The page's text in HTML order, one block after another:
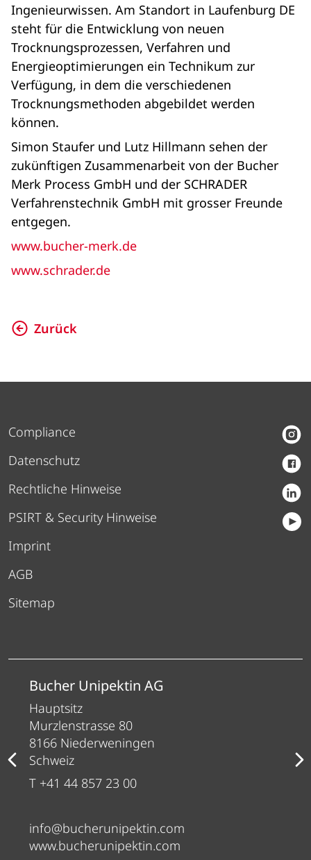
Ingenieurwissen. Am Standort in Laufenburg DE
steht für die Entwicklung von neuen
Trocknungsprozessen, Verfahren und
Energieoptimierungen ein Technikum zur
Verfügung, in dem die verschiedenen
Trocknungsmethoden abgebildet werden
können.
Simon Staufer und Lutz Hillmann sehen der
zukünftigen Zusammenarbeit von der Bucher
Merk Process GmbH und der SCHRADER
Verfahrenstechnik GmbH mit grosser Freunde
entgegen.
www.bucher-merk.de
www.schrader.de
Zurück
Compliance
Datenschutz
Rechtliche Hinweise
PSIRT & Security Hinweise
Imprint
AGB
Sitemap
Bucher Unipektin AG
Hauptsitz
Murzlenstrasse 80
8166 Niederweningen
Schweiz
T +41 44 857 23 00
info@bucherunipektin.com
www.bucherunipektin.com